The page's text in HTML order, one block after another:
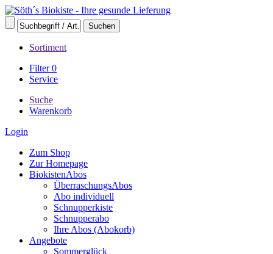
Sortiment
Filter0
Service
Suche
Warenkorb
Login
Zum Shop
Zur Homepage
BiokistenAbos
ÜberraschungsAbos
Abo individuell
Schnupperkiste
Schnupperabo
Ihre Abos (Abokorb)
Angebote
Sommerglück